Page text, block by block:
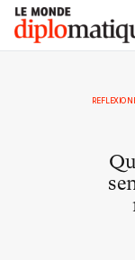
Skip
content
Le monde